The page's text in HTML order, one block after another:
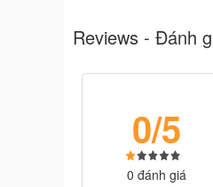
Reviews - Đánh
0/5
0 đánh giá